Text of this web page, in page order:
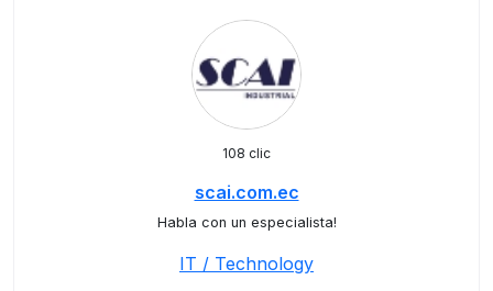
108 clic
scai.com.ec
Habla con un especialista!
IT / Technology